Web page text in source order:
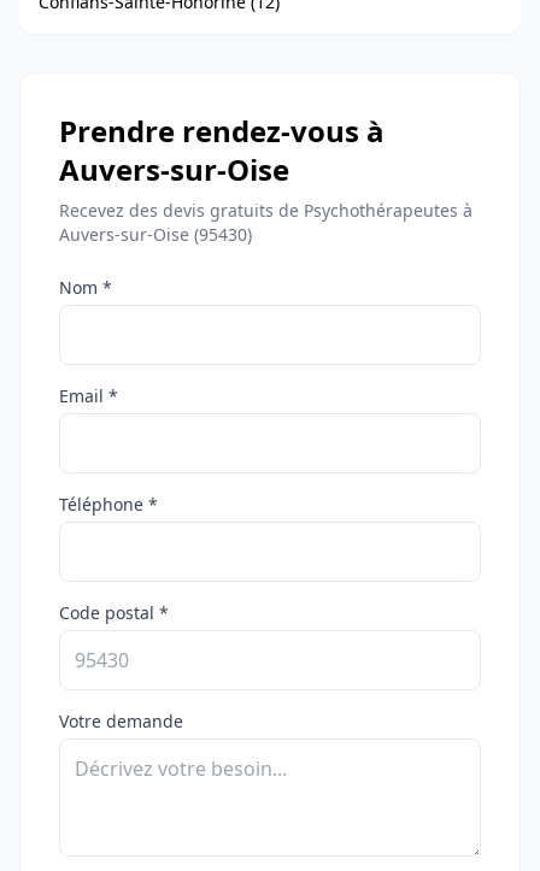
Prendre rendez-vous à
Auvers-sur-Oise
Recevez des devis gratuits de Psychothérapeutes à
Auvers-sur-Oise (95430)
Nom *
Email *
Téléphone *
Code postal *
Votre demande